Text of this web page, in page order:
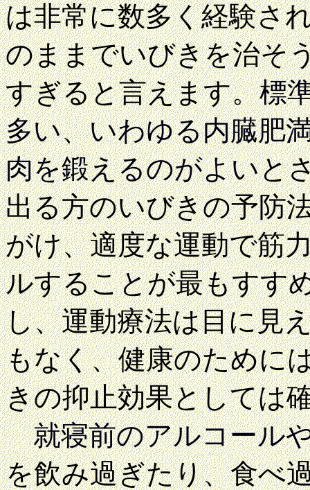
は非常に数多く経験さ
のままでいびきを治そ
すぎると言えます。標
多い、いわゆる内臓肥
肉を鍛えるのがよいと
出る方のいびきの予防
がけ、適度な運動で筋
ルすることが最もすす
し、運動療法は目に見
もなく、健康のために
きの抑止効果としては
就寝前のアルコール
を飲み過ぎたり、食べ